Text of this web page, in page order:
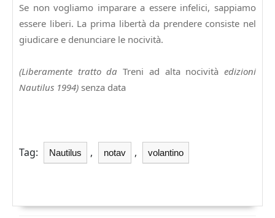
Se non vogliamo imparare a essere infelici, sappiamo
essere liberi. La prima libertà da prendere consiste nel
giudicare e denunciare le nocività.
(Liberamente tratto daTreni ad alta nocività edizioni
Nautilus 1994) senza data
Tag: Nautilus , notav , volantino
Navigazione